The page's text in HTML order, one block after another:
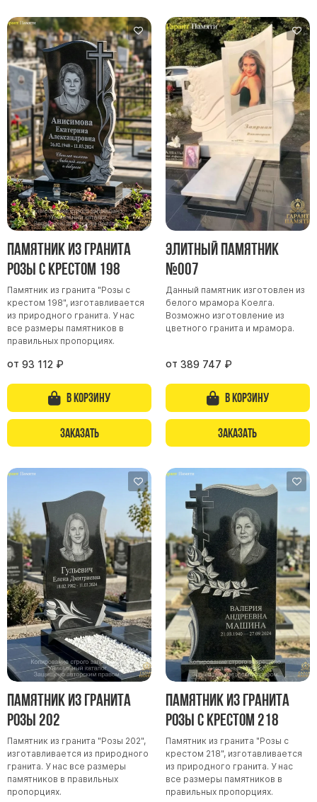
Памятник из гранита
Розы с крестом 198
Памятник из гранита "Розы с
крестом 198", изготавливается
из природного гранита. У нас
все размеры памятников в
правильных пропорциях.
от 93 112 ₽
В корзину
Заказать
Элитный памятник
№007
Данный памятник изготовлен из
белого мрамора Коелга.
Возможно изготовление из
цветного гранита и мрамора.
от 389 747 ₽
В корзину
Заказать
Памятник из гранита
Розы 202
Памятник из гранита "Розы 202",
изготавливается из природного
гранита. У нас все размеры
памятников в правильных
пропорциях.
Памятник из гранита
Розы с крестом 218
Памятник из гранита "Розы с
крестом 218", изготавливается
из природного гранита. У нас
все размеры памятников в
правильных пропорциях.